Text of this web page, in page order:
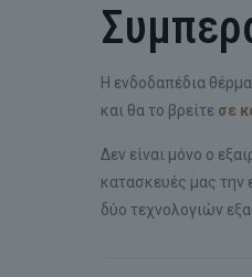
Η ενδοδαπέδια
και θα το βρείτε σε
Δεν είναι μόνο ο
κατασκευές μας την
δύο τεχνολογιών